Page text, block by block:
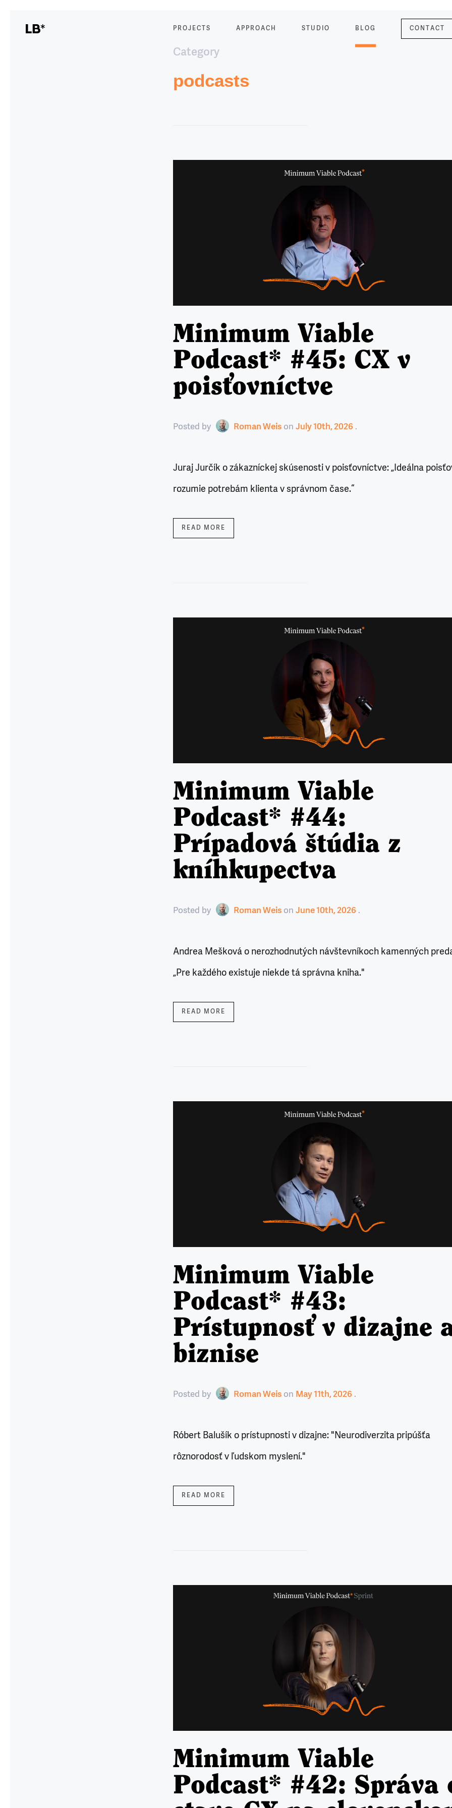
PROJECTS APPROACH STUDIO BLOG CONTACT
Category
podcasts
Minimum Viable
Podcast* #45: CX v
poisťovníctve
Posted by Roman Weis on July 10th, 2026
Juraj Jurčík o zákazníckej skúsenosti v poisťovníctve: „Ideálna
rozumie potrebám klienta v správnom čase.“
READ MORE
Minimum Viable
Podcast* #44:
Prípadová štúdia z
kníhkupectva
Posted by Roman Weis on June 10th, 2026
Andrea Mešková o nerozhodnutých návštevníkoch kamenných
„Pre každého existuje niekde tá správna kniha."
READ MORE
Minimum Viable
Podcast* #43:
Prístupnosť v dizajne
biznise
Posted by Roman Weis on May 11th, 2026
Róbert Balušík o prístupnosti v dizajne: "Neurodiverzita pripúšťa
rôznorodosť v ľudskom myslení."
READ MORE
Minimum Viable
Podcast* #42: Správa